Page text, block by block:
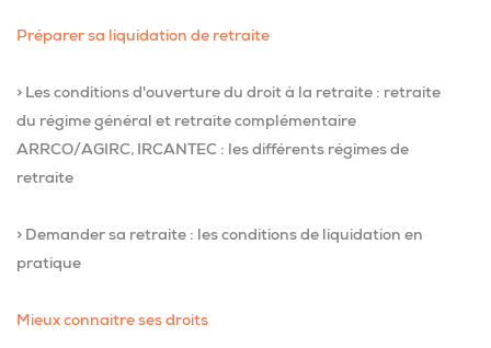
Préparer sa liquidation de retraite
> Les conditions d'ouverture du droit à la retraite : retraite
du régime général et retraite complémentaire
ARRCO/AGIRC, IRCANTEC : les différents régimes de
retraite
> Demander sa retraite : les conditions de liquidation en
pratique
Mieux connaitre ses droits